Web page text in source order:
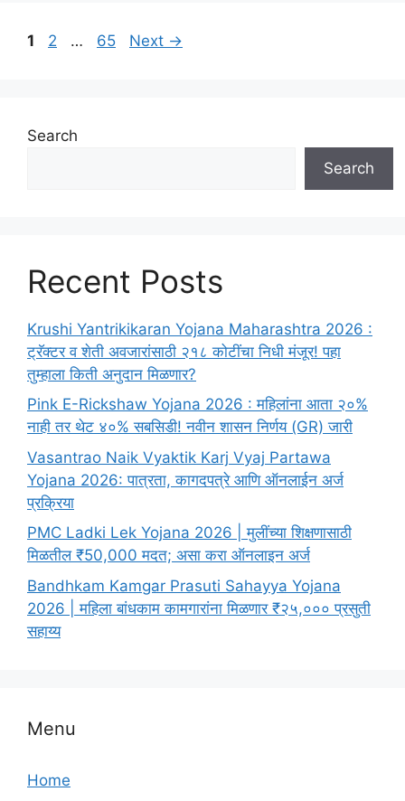
Page
1 Page
2 … Page
65 Next →
Search
Search
Recent Posts
Krushi Yantrikikaran Yojana Maharashtra 2026 :
ट्रॅक्टर व शेती अवजारांसाठी २१८ कोटींचा निधी मंजूर! पहा
तुम्हाला किती अनुदान मिळणार?
Pink E-Rickshaw Yojana 2026 : महिलांना आता २०%
नाही तर थेट ४०% सबसिडी! नवीन शासन निर्णय (GR) जारी
Vasantrao Naik Vyaktik Karj Vyaj Partawa
Yojana 2026: पात्रता, कागदपत्रे आणि ऑनलाईन अर्ज
प्रक्रिया
PMC Ladki Lek Yojana 2026 | मुलींच्या शिक्षणासाठी
मिळतील ₹50,000 मदत; असा करा ऑनलाइन अर्ज
Bandhkam Kamgar Prasuti Sahayya Yojana
2026 | महिला बांधकाम कामगारांना मिळणार ₹२५,००० प्रसुती
सहाय्य
Menu
Home